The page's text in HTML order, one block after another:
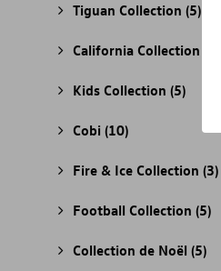
Tiguan Collection (5)
California Collection
Kids Collection (5)
Cobi (10)
Fire & Ice Collection (3)
Football Collection (5)
Collection de Noël (5)